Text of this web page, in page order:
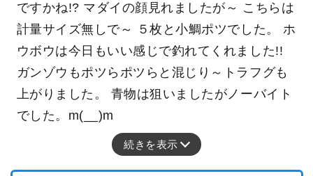
ですかね!? マダイの顔見れましたが～ こちらは
計量サイズ無しで～ ５枚と小鯛ポツでした。 ホ
ウボウは今日もいい感じで釣れてくれました!!
ガンゾウもポツらポツらと混じり～トラフグも
上がりました。 青物は狙いましたがノーバイト
でした。m(__)m
続きを表示